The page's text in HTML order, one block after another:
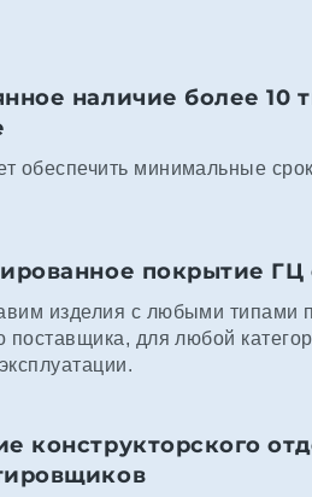
наличие более 10
обеспечить минимальные
покрытие ГЦ
изделия с любыми
поставщика, для любой
конструкторского